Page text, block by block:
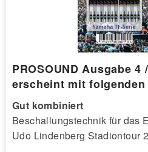
PROSOUND Ausgabe
erscheint mit folgenden
Gut kombiniert
Beschallungstechnik für das
Udo Lindenberg Stadiontour